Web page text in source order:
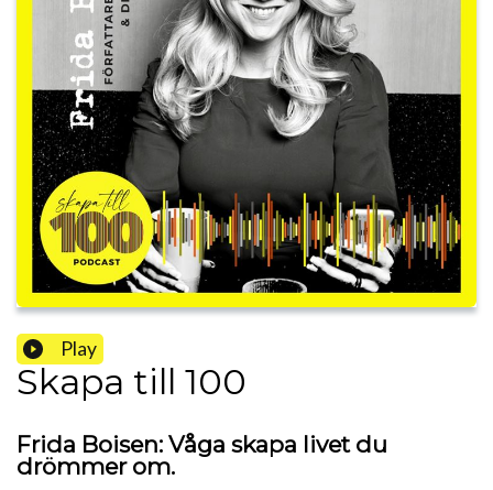
Play
Skapa till 100
Frida Boisen: Våga skapa livet du
drömmer om.